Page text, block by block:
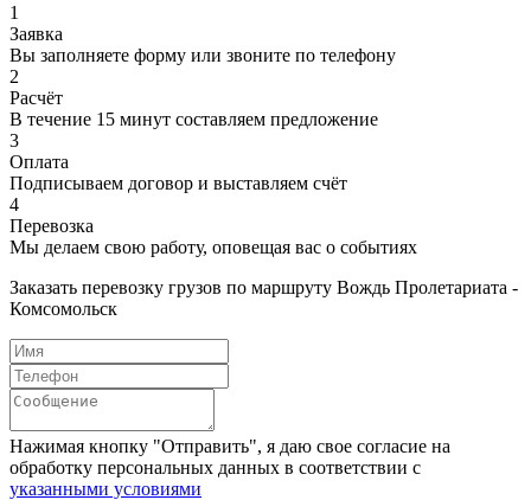
1
Заявка
Вы заполняете форму или звоните по телефону
2
Расчёт
В течение 15 минут составляем предложение
3
Оплата
Подписываем договор и выставляем счёт
4
Перевозка
Мы делаем свою работу, оповещая вас о событиях
Заказать перевозку грузов по маршруту Вождь Пролетариата -
Комсомольск
Нажимая кнопку "Отправить", я даю свое согласие на
обработку персональных данных в соответствии с
указанными условиями